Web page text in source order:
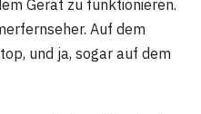
Gerät zu funktionieren.
Auf dem
und ja, sogar auf dem